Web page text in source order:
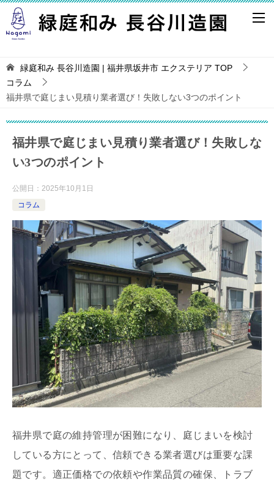
緑庭和み 長谷川造園 | 福井県坂井市 エクステリア TOP
コラム
福井県で庭じまい見積り業者選び！失敗しない3つのポイント
福井県で庭じまい見積り業者選び！失敗しな
い3つのポイント
公開日： 2025年10月1日
コラム
福井県で庭の維持管理が困難になり、庭じまいを検討
している方にとって、信頼できる業者選びは重要な課
題です。適正価格での依頼や作業品質の確保、トラブ